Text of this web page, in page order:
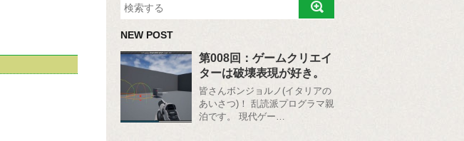
NEW POST
第008回：ゲームクリエイ
ターは破壊表現が好き。
皆さんボンジョルノ(イタリアの
あいさつ)！ 乱読派プログラマ親
泊です。 現代ゲー…